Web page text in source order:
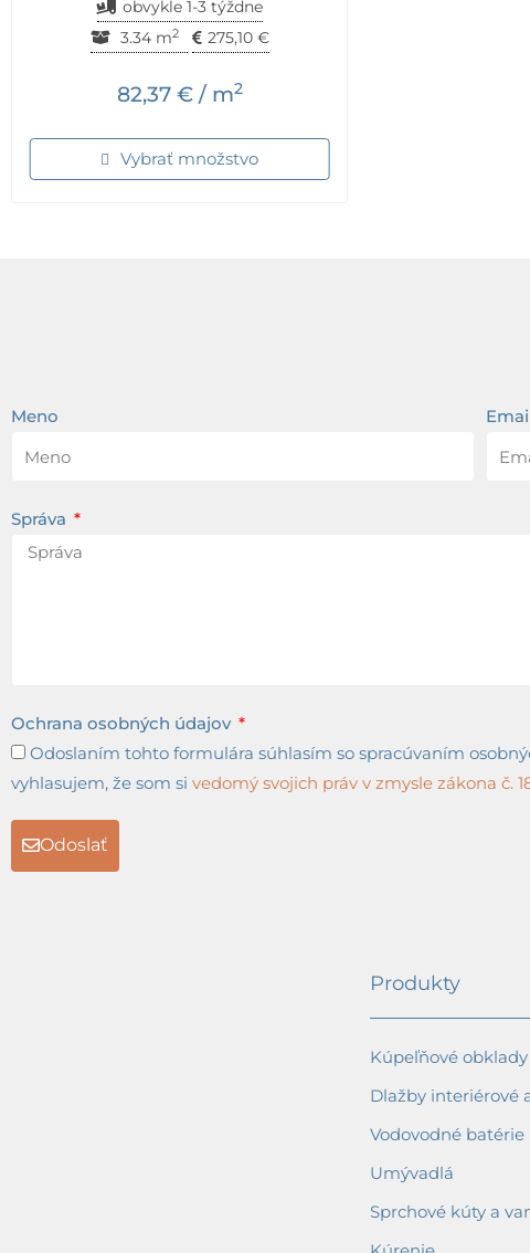
obvykle 1-3 týždne
3.34 m2 275,10 €
82,37 €/ m2
Vybrať množstvo
Meno
Správa
Ochrana osobných údajov
Odoslaním tohto formulára súhlasím so spracúvaním
vyhlasujem, že som si vedomý svojich práv v zmysle zákona č.
Odoslať
Produkty
Kúpeľňové
Dlažby interiérové
Vodovodné batérie
Umývadlá
Sprchové kúty a